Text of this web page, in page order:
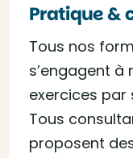
Pratique &
Tous nos
s’engagent à
exercices par
Tous
proposent